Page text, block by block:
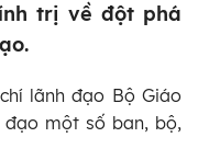
trị về đột phá
lãnh đạo Bộ Giáo
một số ban, bộ,